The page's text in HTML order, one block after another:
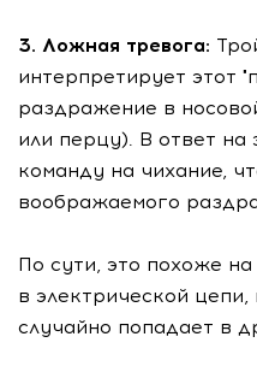
3. Ложная тревога:
интерпретирует этот
раздражение в
или перцу). В ответ на
команду на чихание,
воображаемого
По сути, это похоже
в электрической
случайно попадает в